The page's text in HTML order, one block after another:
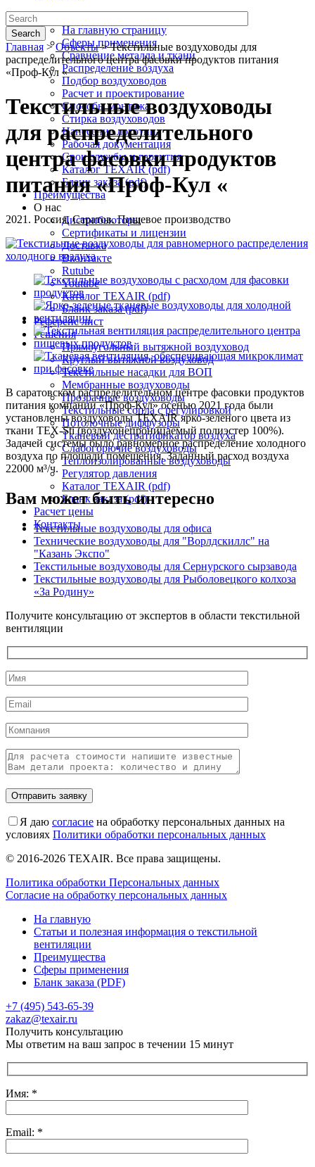
Текстильная вентиляция
На главную страницу
Сферы применения
Сравнение металла и ткани
Распределение воздуха
Подбор воздуховодов
Расчет и проектирование
Способы монтажа
Стирка воздуховодов
Нанесение логотипа
Рабочая документация
Срок службы и гарантия
Каталог TEXAIR (pdf)
Бланк заказа (pdf)
Преимущества
О нас
Дистрибьюторы
Сертификаты и лицензии
Доставка
Вконтакте
Rutube
Youtube
Каталог TEXAIR (pdf)
Бланк заказа (pdf)
Референс лист
Решения
Прямоугольный вытяжной воздуховод
Круглый вытяжной воздуховод
Текстильные насадки для ВОП
Мембранные воздуховоды
Прозрачные воздуховоды
Текстильные сопла с регулировкой
Потолочные диффузоры
Тканевый дестратификатор воздуха
Слабогорючие воздуховоды
Теплоизолированные воздуховоды
Регулятор давления
Каталог TEXAIR (pdf)
Бланк заказа (pdf)
Расчет цены
Контакты
Search
Главная >Объекты>Текстильные воздуховоды для
распределительного центра фасовки продуктов питания
«Проф-Кул «
Текстильные воздуховоды
для распределительного
центра фасовки продуктов
питания «Проф-Кул «
2021. Россия, Саратов. Пищевое производство
В саратовском распределительном центре фасовки продуктов
питания компании «Проф-Кул» осенью 2021 года были
установлены воздуховоды TEXAIR ярко-зеленого цвета из
ткани TEX-Sti (воздухонепроницаемый полиэстер 100%).
Задачей системы было равномерное распределение холодного
воздуха по площади помещения. Заданный расход воздуха
22000 м³/ч.
Вам может быть интересно
Текстильные воздуховоды для офиса
Технические воздуховоды для "Ворлдскиллс" на
"Казань Экспо"
Текстильные воздуховоды для Сернурского сырзавода
Текстильные воздуховоды для Рыболовецкого колхоза
«За Родину»
Получите консультацию от экспертов в области текстильной
вентиляции
Оставьте это поле пустым.
Я даю согласие на обработку персональных данных на
условиях Политики обработки персональных данных
© 2016-2026 TEXAIR. Все права защищены.
Политика обработки Персональных данных
Согласие на обработку персональных данных
На главную
Статьи и полезная информация о текстильной
вентиляции
Преимущества
Сферы применения
Бланк заказа (PDF)
+7 (495) 543-65-39
zakaz@texair.ru
Получить консультацию
Мы ответим на ваш запрос в течении 15 минут
Имя: *
Email: *